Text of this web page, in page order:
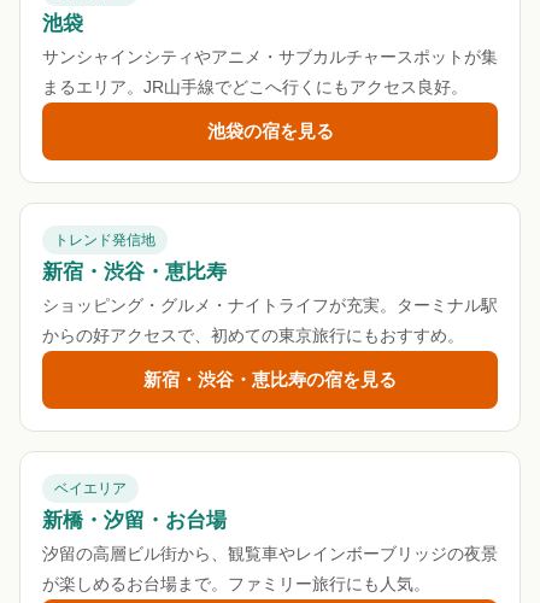
池袋
サンシャインシティやアニメ・サブカルチャースポットが集
まるエリア。JR山手線でどこへ行くにもアクセス良好。
池袋の宿を見る
トレンド発信地
新宿・渋谷・恵比寿
ショッピング・グルメ・ナイトライフが充実。ターミナル駅
からの好アクセスで、初めての東京旅行にもおすすめ。
新宿・渋谷・恵比寿の宿を見る
ベイエリア
新橋・汐留・お台場
汐留の高層ビル街から、観覧車やレインボーブリッジの夜景
が楽しめるお台場まで。ファミリー旅行にも人気。